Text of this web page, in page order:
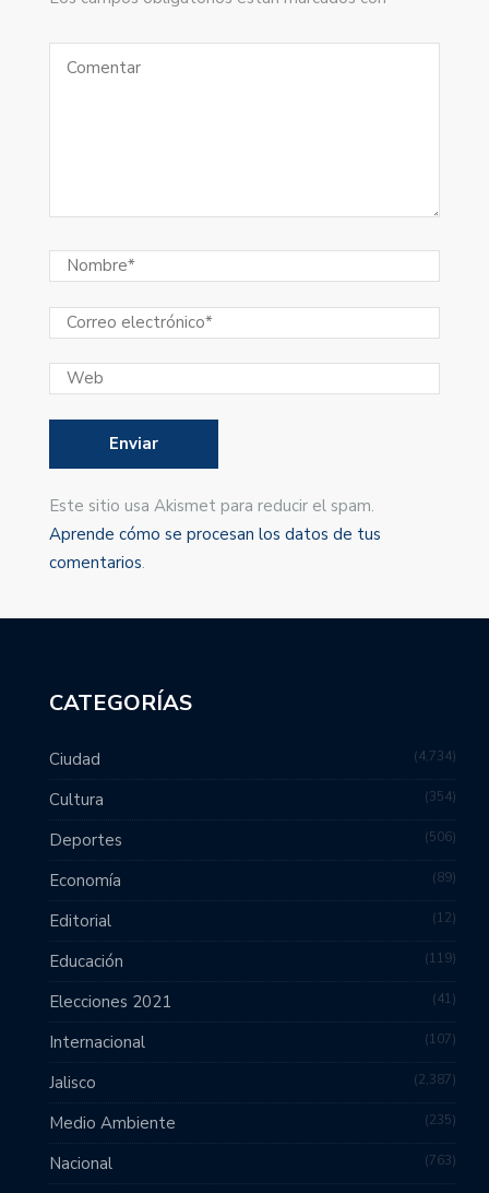
Este sitio usa Akismet para reducir el spam.
Aprende cómo se procesan los datos de tus
comentarios.
CATEGORÍAS
Ciudad 4,734
Cultura 354
Deportes 506
Economía 89
Editorial 12
Educación 119
Elecciones 2021 41
Internacional 107
Jalisco 2,387
Medio Ambiente 235
Nacional 763